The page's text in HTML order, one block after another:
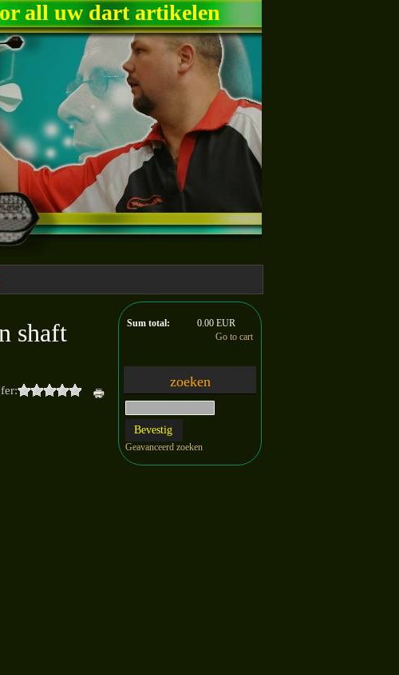
all uw dart artikelen
shaft
Sum total:
0.00 EUR
Go to cart
zoeken
Geavanceerd zoeken